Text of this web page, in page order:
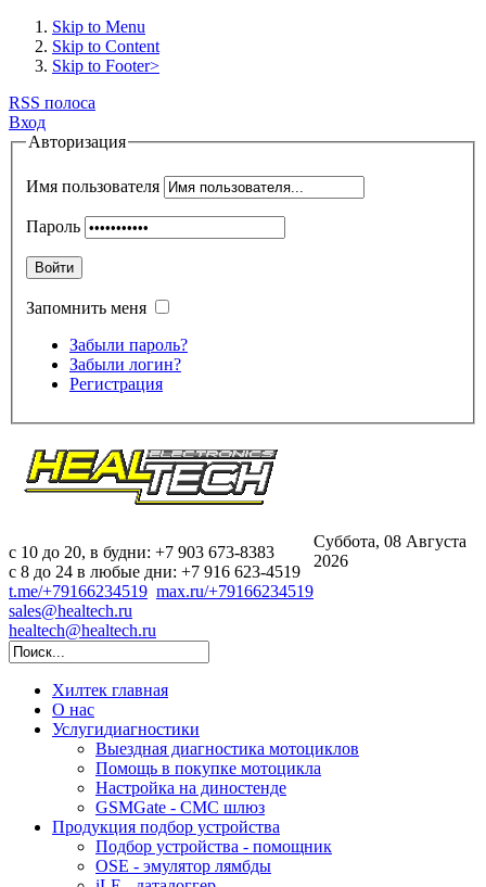
Skip to Menu
Skip to Content
Skip to Footer>
RSS полоса
Вход
Авторизация
Имя пользователя
Пароль
Войти
Запомнить меня
Забыли пароль?
Забыли логин?
Регистрация
c 10 до 20, в будни: +7 903 673-8383
с 8 до 24 в любые дни: +7 916 623-4519
t.me/+79166234519 max.ru/+79166234519
sales@healtech.ru
healtech@healtech.ru
Суббота, 08 Августа
2026
Хилтек главная
О нас
Услугидиагностики
Выездная диагностика мотоциклов
Помощь в покупке мотоцикла
Настройка на диностенде
GSMGate - СМС шлюз
Продукция подбор устройства
Подбор устройства - помощник
OSE - эмулятор лямбды